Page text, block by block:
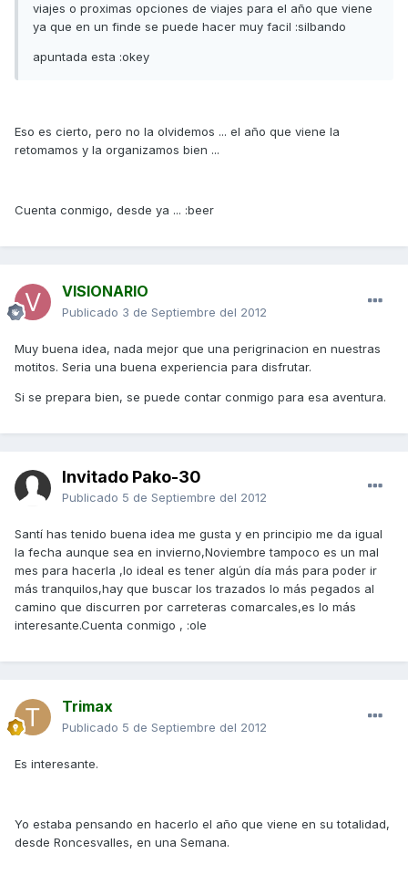
viajes o proximas opciones de viajes para el año que viene
ya que en un finde se puede hacer muy facil :silbando
apuntada esta :okey
Eso es cierto, pero no la olvidemos ... el año que viene la
retomamos y la organizamos bien ...
Cuenta conmigo, desde ya ... :beer
VISIONARIO
Publicado 3 de Septiembre del 2012
Muy buena idea, nada mejor que una perigrinacion en nuestras
motitos. Seria una buena experiencia para disfrutar.
Si se prepara bien, se puede contar conmigo para esa aventura.
Invitado Pako-30
Publicado 5 de Septiembre del 2012
Santí has tenido buena idea me gusta y en principio me da igual
la fecha aunque sea en invierno,Noviembre tampoco es un mal
mes para hacerla ,lo ideal es tener algún día más para poder ir
más tranquilos,hay que buscar los trazados lo más pegados al
camino que discurren por carreteras comarcales,es lo más
interesante.Cuenta conmigo , :ole
Trimax
Publicado 5 de Septiembre del 2012
Es interesante.
Yo estaba pensando en hacerlo el año que viene en su totalidad,
desde Roncesvalles, en una Semana.